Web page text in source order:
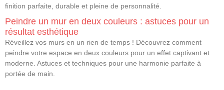
finition parfaite, durable et pleine de personnalité.
Peindre un mur en deux couleurs : astuces pour un
résultat esthétique
Réveillez vos murs en un rien de temps ! Découvrez comment
peindre votre espace en deux couleurs pour un effet captivant et
moderne. Astuces et techniques pour une harmonie parfaite à
portée de main.